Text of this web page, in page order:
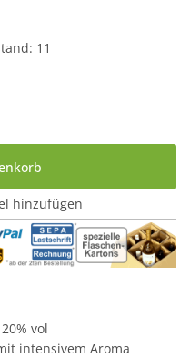
11
gewünschten
hinzufügen
vol
intensivem Aroma